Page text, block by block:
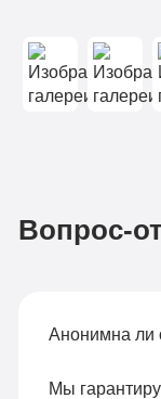
Вопрос-
Анонимна ли
Мы